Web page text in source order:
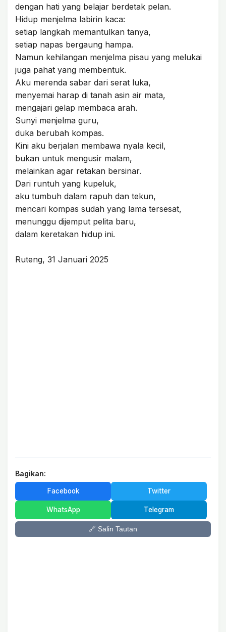
dengan hati yang belajar berdetak pelan.
Hidup menjelma labirin kaca:
setiap langkah memantulkan tanya,
setiap napas bergaung hampa.
Namun kehilangan menjelma pisau yang melukai
juga pahat yang membentuk.
Aku merenda sabar dari serat luka,
menyemai harap di tanah asin air mata,
mengajari gelap membaca arah.
Sunyi menjelma guru,
duka berubah kompas.
Kini aku berjalan membawa nyala kecil,
bukan untuk mengusir malam,
melainkan agar retakan bersinar.
Dari runtuh yang kupeluk,
aku tumbuh dalam rapuh dan tekun,
mencari kompas sudah yang lama tersesat,
menunggu dijemput pelita baru,
dalam keretakan hidup ini.
Ruteng, 31 Januari 2025
Bagikan:
Facebook Twitter
WhatsApp Telegram
🔗 Salin Tautan